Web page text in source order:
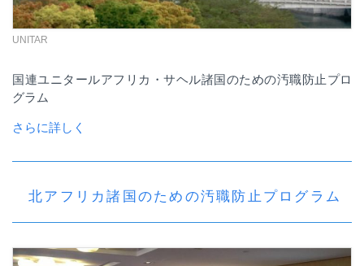
UNITAR
国連ユニタールアフリカ・サヘル諸国のための汚職防止プロ
グラム
さらに詳しく
北アフリカ諸国のための汚職防止プログラム